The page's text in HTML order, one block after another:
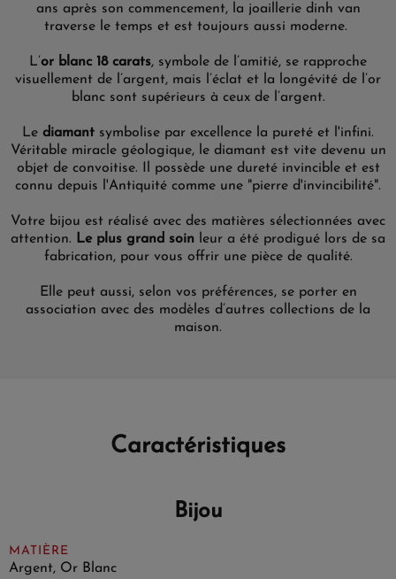
ans après son commencement, la joaillerie dinh van
traverse le temps et est toujours aussi moderne.
L’or blanc 18 carats, symbole de l’amitié, se rapproche
visuellement de l’argent, mais l’éclat et la longévité de l’or
blanc sont supérieurs à ceux de l’argent.
Le diamant symbolise par excellence la pureté et l'infini.
Véritable miracle géologique, le diamant est vite devenu un
objet de convoitise. Il possède une dureté invincible et est
connu depuis l'Antiquité comme une "pierre d'invincibilité".
Votre bijou est réalisé avec des matières sélectionnées avec
attention. Le plus grand soin leur a été prodigué lors de sa
fabrication, pour vous offrir une pièce de qualité.
Ellepeut aussi, selon vos préférences, se porter en
association avec des modèles d’autres collections de la
maison.
Caractéristiques
Bijou
MATIÈRE
Argent, Or Blanc